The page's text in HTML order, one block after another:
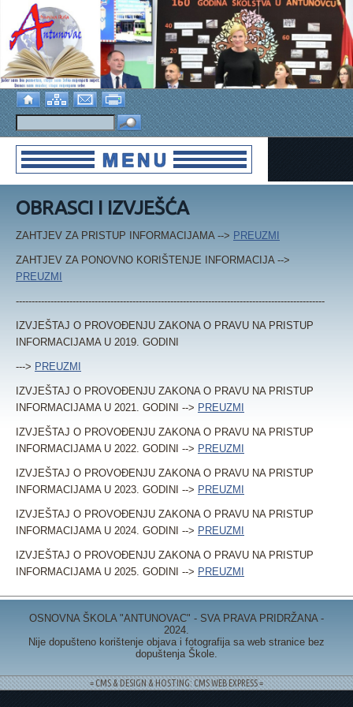
OBRASCI I IZVJEŠĆA
ZAHTJEV ZA PRISTUP INFORMACIJAMA --> PREUZMI
ZAHTJEV ZA PONOVNO KORIŠTENJE INFORMACIJA -->
PREUZMI
--------------------------------------------------------------------------------------------------
IZVJEŠTAJ O PROVOĐENJU ZAKONA O PRAVU NA PRISTUP
INFORMACIJAMA U 2019. GODINI
---> PREUZMI
IZVJEŠTAJ O PROVOĐENJU ZAKONA O PRAVU NA PRISTUP
INFORMACIJAMA U 2021. GODINI --> PREUZMI
IZVJEŠTAJ O PROVOĐENJU ZAKONA O PRAVU NA PRISTUP
INFORMACIJAMA U 2022. GODINI --> PREUZMI
IZVJEŠTAJ O PROVOĐENJU ZAKONA O PRAVU NA PRISTUP
INFORMACIJAMA U 2023. GODINI --> PREUZMI
IZVJEŠTAJ O PROVOĐENJU ZAKONA O PRAVU NA PRISTUP
INFORMACIJAMA U 2024. GODINI --> PREUZMI
IZVJEŠTAJ O PROVOĐENJU ZAKONA O PRAVU NA PRISTUP
INFORMACIJAMA U 2025. GODINI --> PREUZMI
OSNOVNA ŠKOLA "ANTUNOVAC" - SVA PRAVA PRIDRŽANA -
2024.
Nije dopušteno korištenje objava i fotografija sa web stranice bez
dopuštenja Škole.
= CMS & DESIGN & HOSTING: CMS WEB EXPRESS =